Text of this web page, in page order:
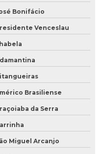
Bonifácio
Venceslau
Brasiliense
da Serra
Miguel Arcanjo